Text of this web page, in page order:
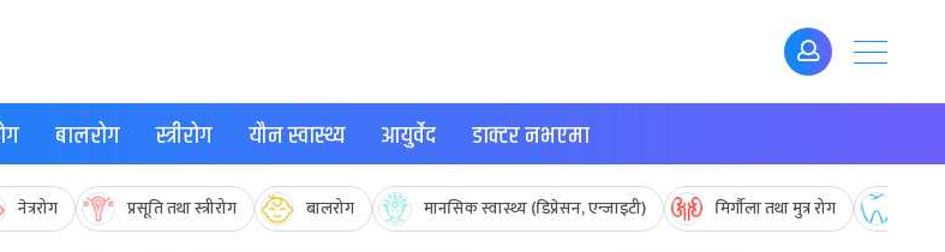
बालरोग स्त्रीरोग यौन स्वास्थ्य आयुर्वेद डाक्टर नभएमा
नेत्ररोग प्रसूति तथा स्त्रीरोग बालरोग मानसिक स्वास्थ्य (डिप्रेसन, एन्जाइटी) मिर्गौला तथा मुत्र रोग